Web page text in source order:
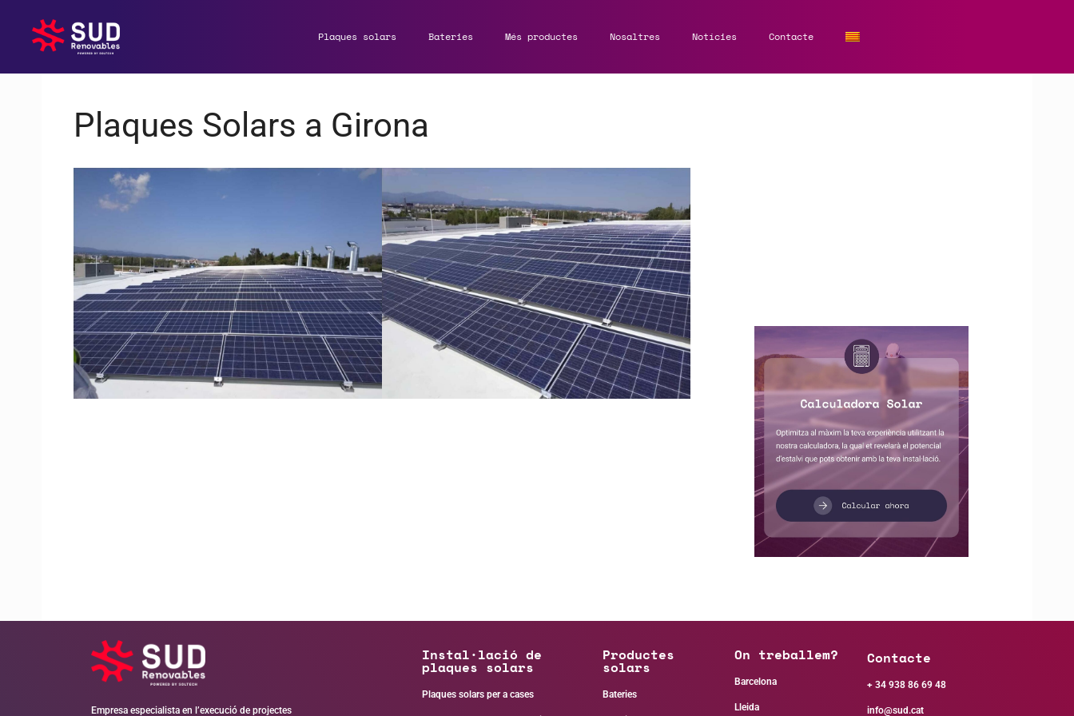
Plaques solars Bateries Més productes Nosaltres Notícies Contacte
Plaques Solars a Girona
Empresa especialista en l’execució de projectes
Instal·lació de
plaques solars
Plaques solars per a cases
Productes
solars
Bateries
On treballem?
Barcelona
Lleida
Contacte
+ 34 938 86 69 48
info@sud.cat